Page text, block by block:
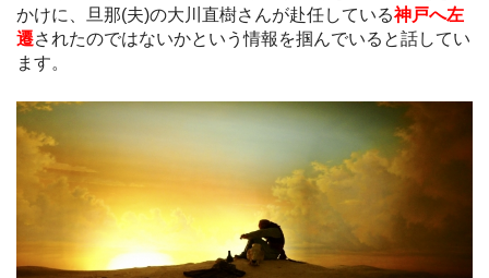
かけに、旦那(夫)の大川直樹さんが赴任している神戸へ左
遷されたのではないかという情報を掴んでいると話してい
ます。